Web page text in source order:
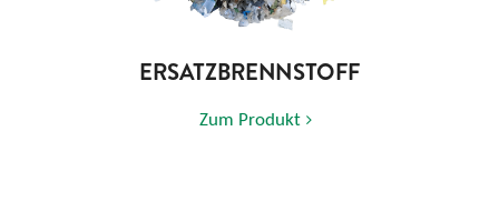
ERSATZBRENNSTOFF
Zum Produkt